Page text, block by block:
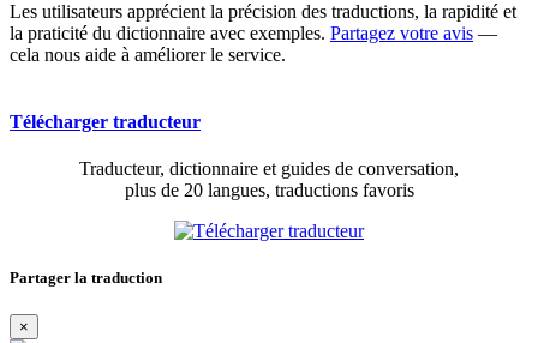
Les utilisateurs apprécient la précision des traductions, la rapidité et
la praticité du dictionnaire avec exemples. Partagez votre avis —
cela nous aide à améliorer le service.
Télécharger traducteur
Traducteur, dictionnaire et guides de conversation,
plus de 20 langues, traductions favoris
Partager la traduction
×